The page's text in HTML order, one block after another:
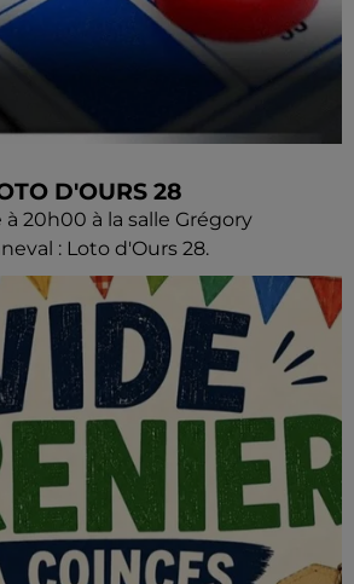
D'OURS 28
20h00 à la salle Grégory
: Loto d'Ours 28.